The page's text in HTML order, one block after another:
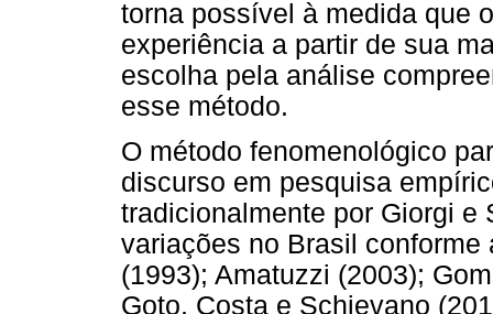
torna possível à medida que
experiência a partir de sua
escolha pela análise
esse método.
O método fenomenológico
discurso em pesquisa
tradicionalmente por Giorgi e
variações no Brasil
(1993); Amatuzzi (2003);
Goto, Costa e Schievano